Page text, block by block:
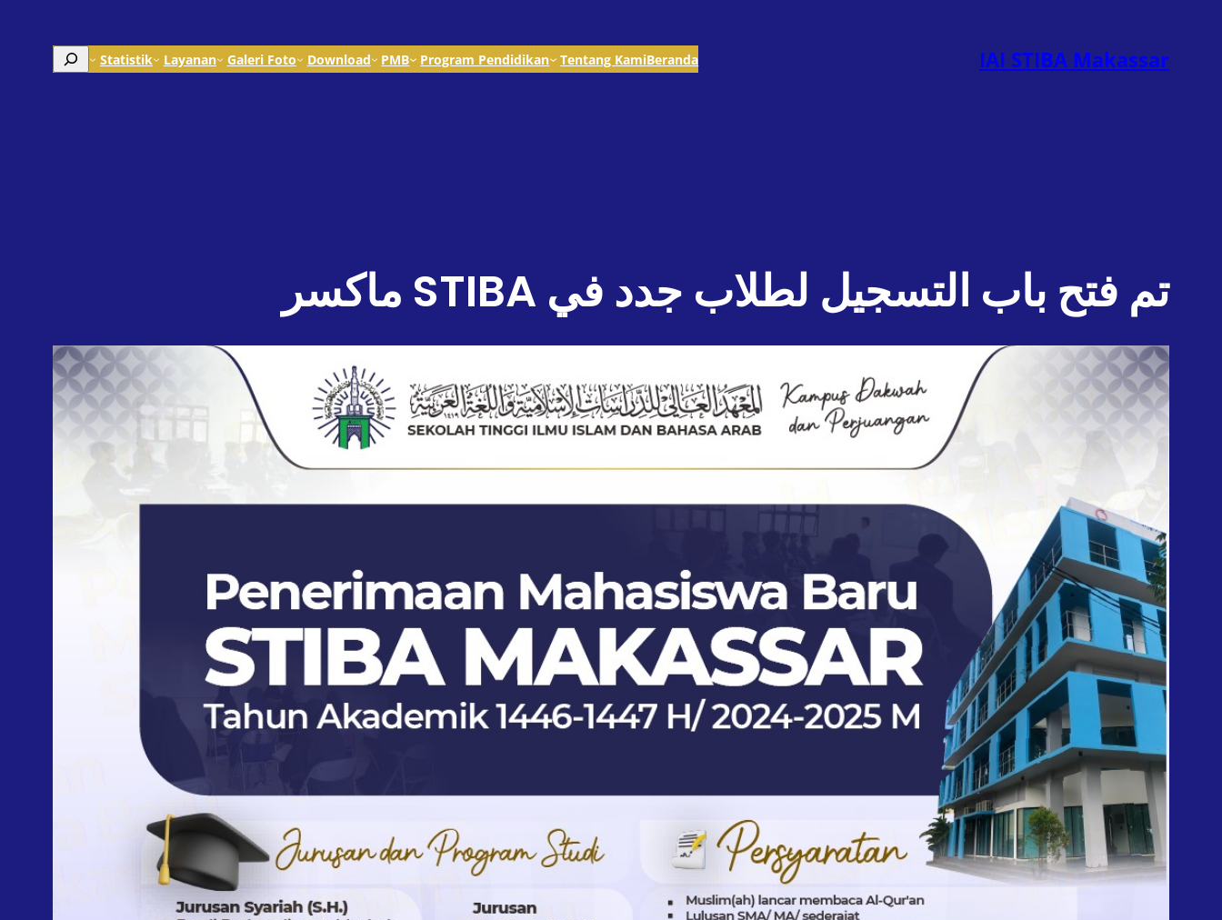
المحتوى
IAI STIBA Makassar
Beranda
Tentang Kami
Program Pendidikan
PMB
Download
Galeri Foto
Layanan
Statistik
Search
تم فتح باب التسجيل لطلاب جدد في STIBA ماكسر